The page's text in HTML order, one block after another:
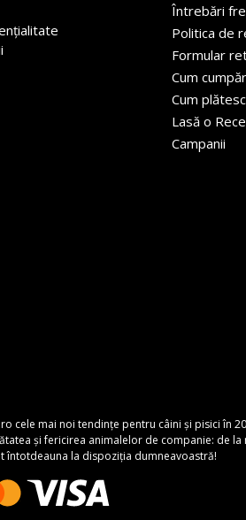
Întrebări
Politica de
Formular
Cum cumpăr
Cum plătesc
Lasă o
Campanii
cele mai noi tendințe pentru câini și pisici în
și fericirea animalelor de companie: de
întotdeauna la dispoziția dumneavoastră!